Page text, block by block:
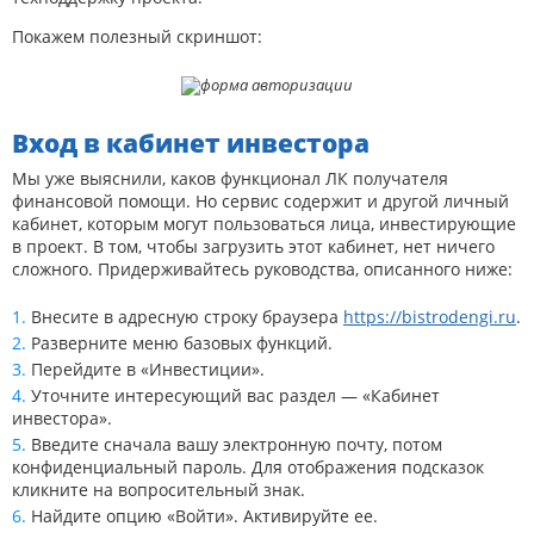
Покажем полезный скриншот:
Вход в кабинет инвестора
Мы уже выяснили, каков функционал ЛК получателя
финансовой помощи. Но сервис содержит и другой личный
кабинет, которым могут пользоваться лица, инвестирующие
в проект. В том, чтобы загрузить этот кабинет, нет ничего
сложного. Придерживайтесь руководства, описанного ниже:
Внесите в адресную строку браузера https://bistrodengi.ru.
Разверните меню базовых функций.
Перейдите в «Инвестиции».
Уточните интересующий вас раздел — «Кабинет
инвестора».
Введите сначала вашу электронную почту, потом
конфиденциальный пароль. Для отображения подсказок
кликните на вопросительный знак.
Найдите опцию «Войти». Активируйте ее.